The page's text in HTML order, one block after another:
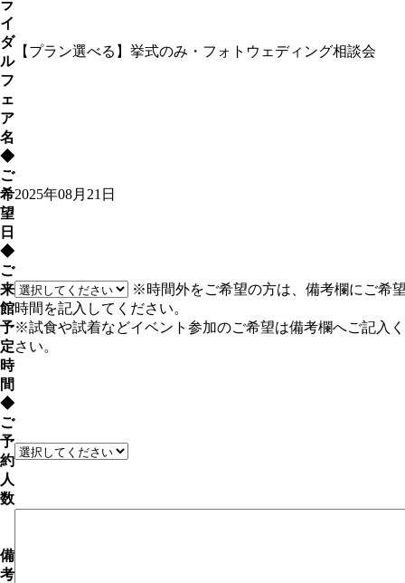
ラ
イ
ダ
ル
フ
ェ
ア
名
【プラン選べる】挙式のみ・フォトウェディング相談会
◆
ご
希
望
日
2025年08月21日
◆
ご
来
館
予
定
時
間
※時間外をご希望の方は、備考欄にご希
時間を記入してください。
※試食や試着などイベント参加のご希望は備考欄へご記入
さい。
◆
ご
予
約
人
数
備
考